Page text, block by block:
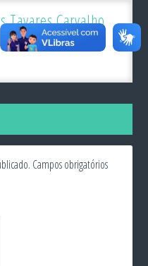
Tavares Carvalho
Campos obrigatórios